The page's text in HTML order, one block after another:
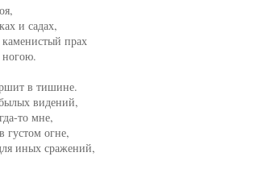
и садах,
каменистый прах
ногою.
в тишине.
видений,
то мне,
густом огне,
иных сражений,